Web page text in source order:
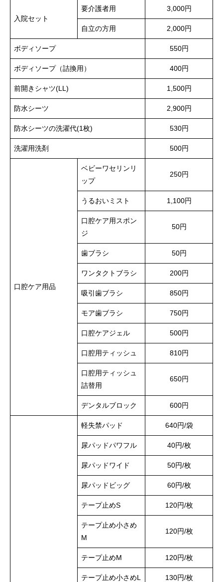
入院セット
要介護者用 3,000円
自立の方用 2,000円
ボディソープ 550円
ボディソープ（詰換用） 400円
前開きシャツ(LL) 1,500円
防水シーツ 2,900円
防水シーツの洗濯代(1枚) 530円
洗濯用洗剤 500円
口腔ケア用品
ベビーワセリンリ
ップ
250円
うるおいミスト 1,100円
口腔ケア用スポン
ジ
50円
歯ブラシ 50円
ワンタクトブラシ 200円
吸引歯ブラシ 850円
モア歯ブラシ 750円
口腔ケアジェル 500円
口腔用ティッシュ 810円
口腔用ティッシュ
詰替用
650円
デンタルブロック 600円
軽失禁パッド 640円/袋
尿パッドパワフル 40円/枚
尿パッドワイド 50円/枚
尿パッドビッグ 60円/枚
テープ止めS 120円/枚
テープ止め小さめ
M
120円/枚
テープ止めM 120円/枚
テープ止め小さめL 130円/枚